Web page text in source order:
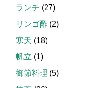
ランチ (27)
リンゴ酢 (2)
寒天 (18)
帆立 (1)
御節料理 (5)